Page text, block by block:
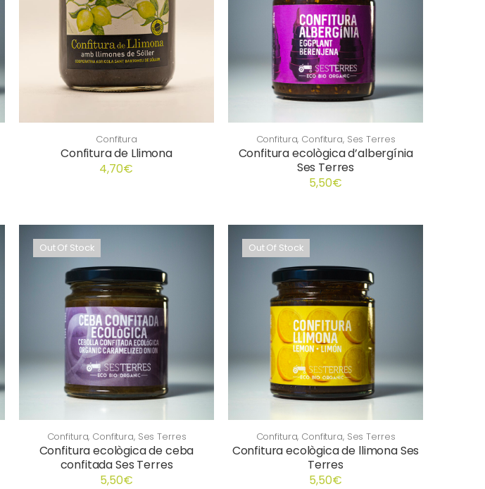
Confitura
Confitura de Llimona
4,70€
Confitura, Confitura, Ses Terres
Confitura ecològica d’albergínia
Ses Terres
5,50€
Out Of Stock
Confitura, Confitura, Ses Terres
Confitura ecològica de ceba
confitada Ses Terres
5,50€
Out Of Stock
Confitura, Confitura, Ses Terres
Confitura ecològica de llimona Ses
Terres
5,50€